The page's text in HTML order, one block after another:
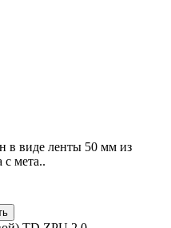
в виде ленты 50 мм из
с мета..